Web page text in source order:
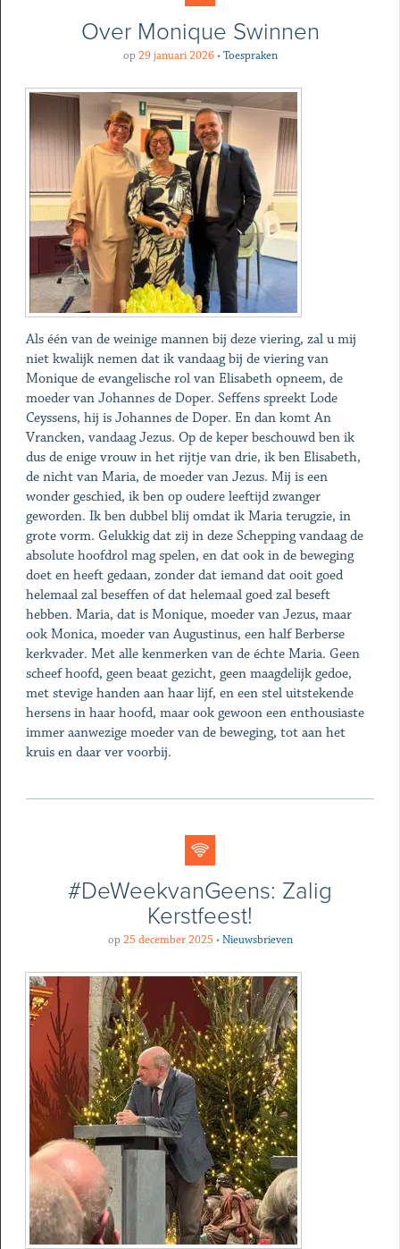
Over Monique Swinnen
op 29 januari 2026 • Toespraken
Als één van de weinige mannen bij deze viering, zal u mij
niet kwalijk nemen dat ik vandaag bij de viering van
Monique de evangelische rol van Elisabeth opneem, de
moeder van Johannes de Doper. Seffens spreekt Lode
Ceyssens, hij is Johannes de Doper. En dan komt An
Vrancken, vandaag Jezus. Op de keper beschouwd ben ik
dus de enige vrouw in het rijtje van drie, ik ben Elisabeth,
de nicht van Maria, de moeder van Jezus. Mij is een
wonder geschied, ik ben op oudere leeftijd zwanger
geworden. Ik ben dubbel blij omdat ik Maria terugzie, in
grote vorm. Gelukkig dat zij in deze Schepping vandaag de
absolute hoofdrol mag spelen, en dat ook in de beweging
doet en heeft gedaan, zonder dat iemand dat ooit goed
helemaal zal beseffen of dat helemaal goed zal beseft
hebben. Maria, dat is Monique, moeder van Jezus, maar
ook Monica, moeder van Augustinus, een half Berberse
kerkvader. Met alle kenmerken van de échte Maria. Geen
scheef hoofd, geen beaat gezicht, geen maagdelijk gedoe,
met stevige handen aan haar lijf, en een stel uitstekende
hersens in haar hoofd, maar ook gewoon een enthousiaste
immer aanwezige moeder van de beweging, tot aan het
kruis en daar ver voorbij.
#DeWeekvanGeens: Zalig
Kerstfeest!
op 25 december 2025 • Nieuwsbrieven